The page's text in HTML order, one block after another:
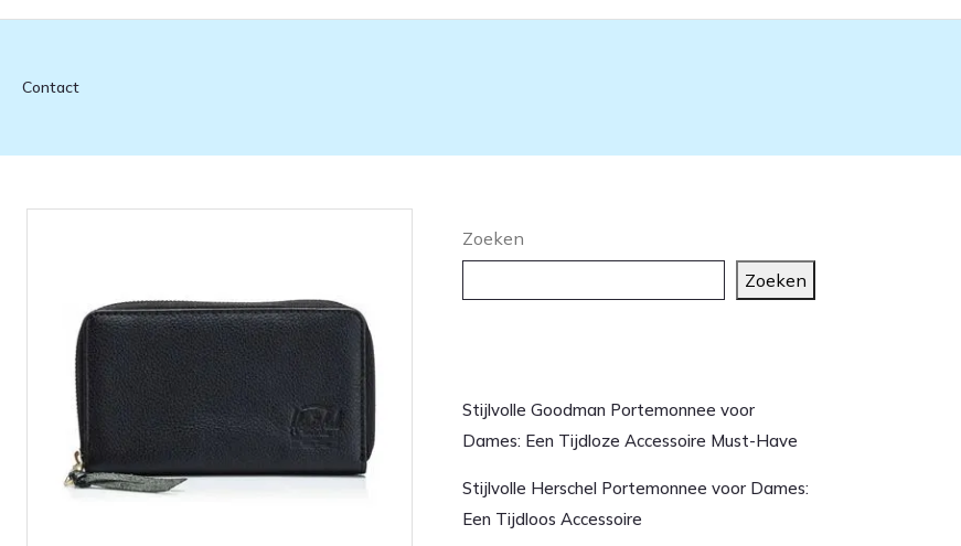
Contact
Zoeken
Zoeken
Stijlvolle Goodman Portemonnee voor
Dames: Een Tijdloze Accessoire Must-Have
Stijlvolle Herschel Portemonnee voor Dames:
Een Tijdloos Accessoire